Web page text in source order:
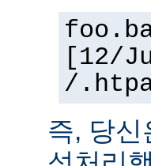
[12/
/
즉, 당